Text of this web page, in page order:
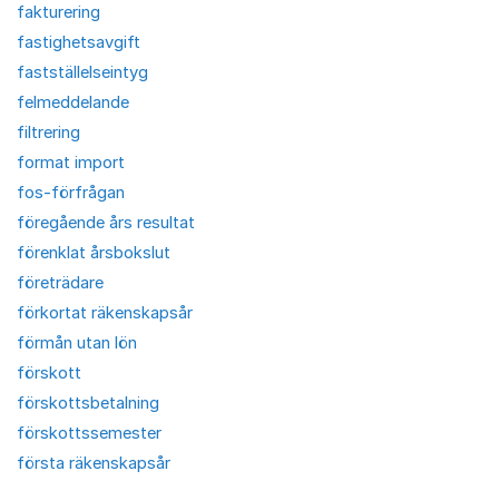
fakturering
fastighetsavgift
fastställelseintyg
felmeddelande
filtrering
format import
fos-förfrågan
föregående års resultat
förenklat årsbokslut
företrädare
förkortat räkenskapsår
förmån utan lön
förskott
förskottsbetalning
förskottssemester
första räkenskapsår